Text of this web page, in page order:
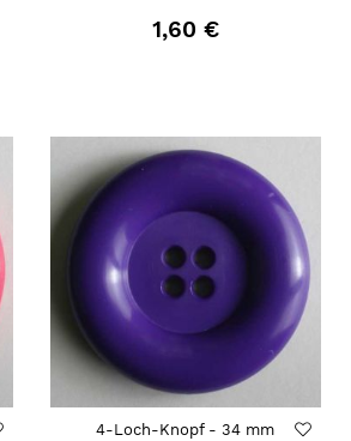
1,60 €
4-Loch-Knopf - 34 mm